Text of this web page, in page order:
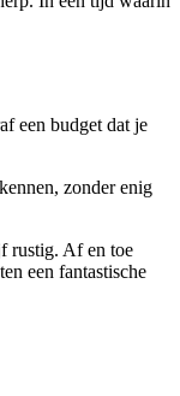
een budget dat je
zonder enig
rustig. Af en toe
een fantastische